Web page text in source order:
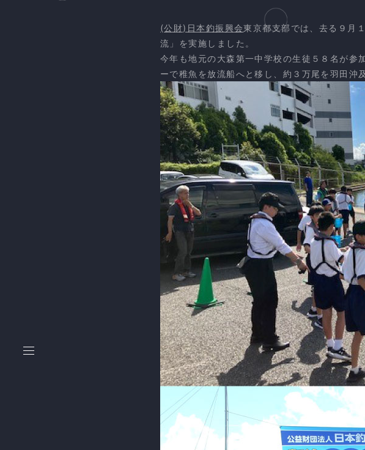
(公財)日本釣振興会東京都支部では、去る９月
流」を実施しました。
今年も地元の大森第一中学校の生徒５８名が参
ーで稚魚を放流船へと移し、約３万尾を羽田沖